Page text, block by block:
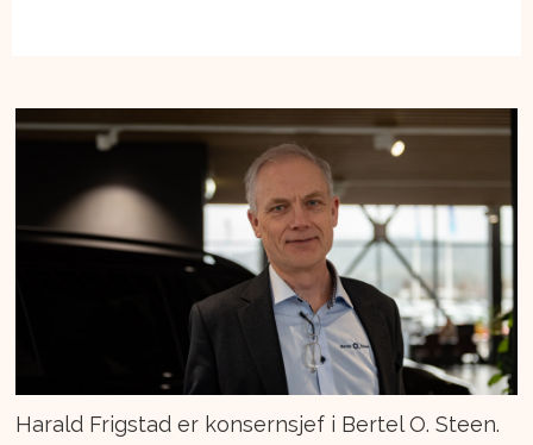
Harald Frigstad er konsernsjef i Bertel O. Steen.